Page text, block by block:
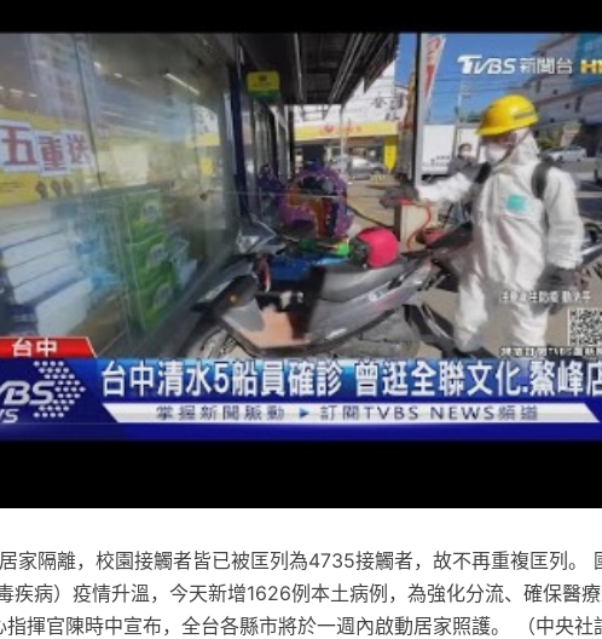
家隔離，校園接觸者皆已被匡列為4735接觸者，故不再重複匡列。
疾病）疫情升溫，今天新增1626例本土病例，為強化分流、確保醫
揮官陳時中宣布，全台各縣市將於一週內啟動居家照護。 （中央社